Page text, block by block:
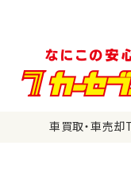
車買取・車売却